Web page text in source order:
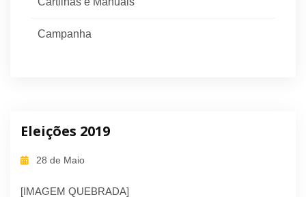
Campanha
Eleições 2019
28 de Maio
[IMAGEM QUEBRADA]